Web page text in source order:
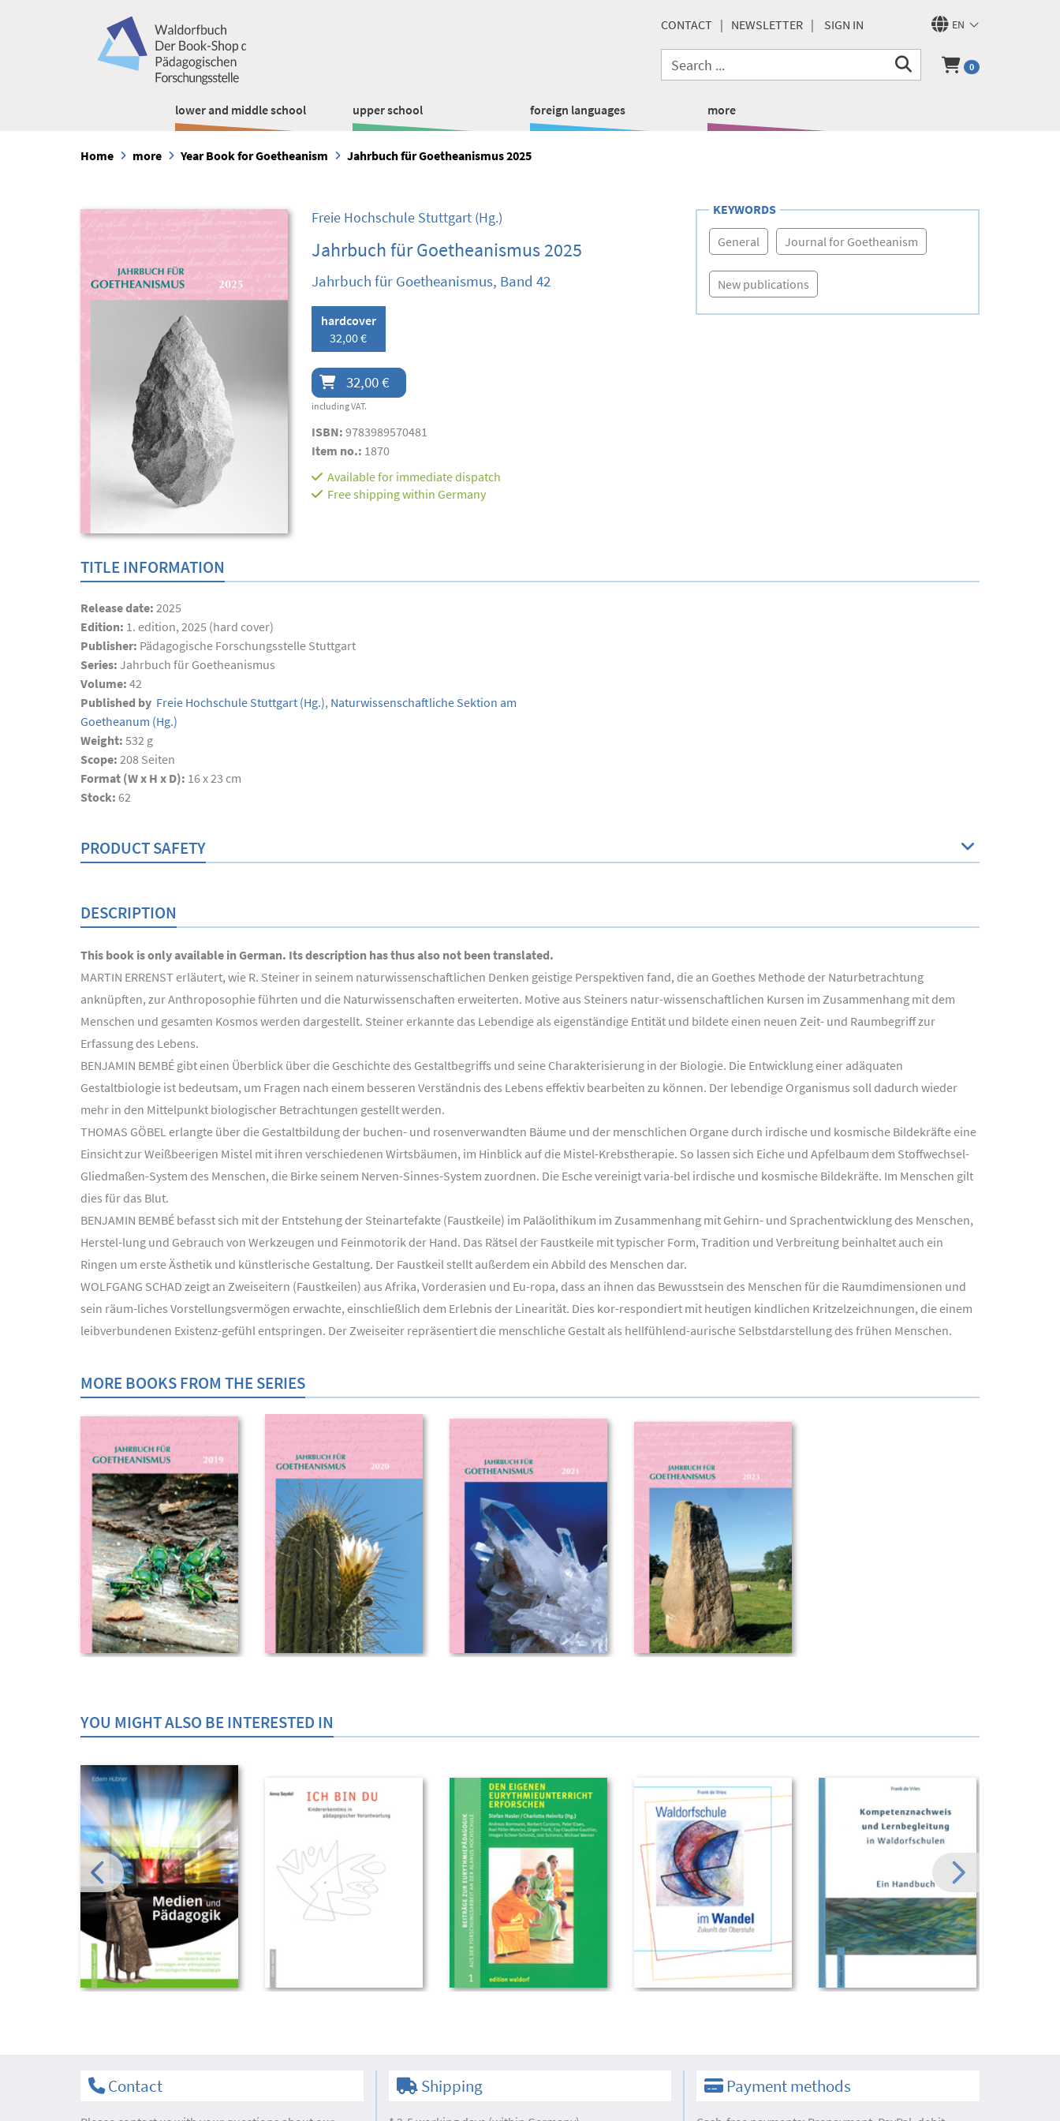
EN
CONTACT NEWSLETTER SIGN IN
0
lower and middle school upper school foreign languages more
Home more Year Book for Goetheanism Jahrbuch für Goetheanismus 2025
Freie Hochschule Stuttgart(Hg.)
Jahrbuch für Goetheanismus 2025
Jahrbuch für Goetheanismus, Band 42
hardcover
32,00 €
32,00 €
including VAT.
ISBN: 9783989570481
Item no.: 1870
Available for immediate dispatch
Free shipping within Germany
KEYWORDS
General Journal for Goetheanism
New publications
TITLE INFORMATION
Release date: 2025
Edition: 1. edition, 2025 (hard cover)
Publisher: Pädagogische Forschungsstelle Stuttgart
Series: Jahrbuch für Goetheanismus
Volume: 42
Published by Freie Hochschule Stuttgart (Hg.), Naturwissenschaftliche Sektion am
Goetheanum (Hg.)
Weight: 532 g
Scope: 208 Seiten
Format (W x H x D): 16 x 23 cm
Stock: 62
PRODUCT SAFETY
DESCRIPTION
This book is only available in German. Its description has thus also not been translated.
MARTIN ERRENST erläutert, wie R. Steiner in seinem naturwissenschaftlichen Denken geistige Perspektiven fand, die an Goethes Methode der Naturbetrachtung
anknüpften, zur Anthroposophie führten und die Naturwissenschaften erweiterten. Motive aus Steiners natur-wissenschaftlichen Kursen im Zusammenhang mit dem
Menschen und gesamten Kosmos werden dargestellt. Steiner erkannte das Lebendige als eigenständige Entität und bildete einen neuen Zeit- und Raumbegriff zur
Erfassung des Lebens.
BENJAMIN BEMBÉ gibt einen Überblick über die Geschichte des Gestaltbegriffs und seine Charakterisierung in der Biologie. Die Entwicklung einer adäquaten
Gestaltbiologie ist bedeutsam, um Fragen nach einem besseren Verständnis des Lebens effektiv bearbeiten zu können. Der lebendige Organismus soll dadurch wieder
mehr in den Mittelpunkt biologischer Betrachtungen gestellt werden.
THOMAS GÖBEL erlangte über die Gestaltbildung der buchen- und rosenverwandten Bäume und der menschlichen Organe durch irdische und kosmische Bildekräfte eine
Einsicht zur Weißbeerigen Mistel mit ihren verschiedenen Wirtsbäumen, im Hinblick auf die Mistel-Krebstherapie. So lassen sich Eiche und Apfelbaum dem Stoffwechsel-
Gliedmaßen-System des Menschen, die Birke seinem Nerven-Sinnes-System zuordnen. Die Esche vereinigt varia-bel irdische und kosmische Bildekräfte. Im Menschen gilt
dies für das Blut.
BENJAMIN BEMBÉ befasst sich mit der Entstehung der Steinartefakte (Faustkeile) im Paläolithikum im Zusammenhang mit Gehirn- und Sprachentwicklung des Menschen,
Herstel-lung und Gebrauch von Werkzeugen und Feinmotorik der Hand. Das Rätsel der Faustkeile mit typischer Form, Tradition und Verbreitung beinhaltet auch ein
Ringen um erste Ästhetik und künstlerische Gestaltung. Der Faustkeil stellt außerdem ein Abbild des Menschen dar.
WOLFGANG SCHAD zeigt an Zweiseitern (Faustkeilen) aus Afrika, Vorderasien und Eu-ropa, dass an ihnen das Bewusstsein des Menschen für die Raumdimensionen und
sein räum-liches Vorstellungsvermögen erwachte, einschließlich dem Erlebnis der Linearität. Dies kor-respondiert mit heutigen kindlichen Kritzelzeichnungen, die einem
leibverbundenen Existenz-gefühl entspringen. Der Zweiseiter repräsentiert die menschliche Gestalt als hellfühlend-aurische Selbstdarstellung des frühen Menschen.
MORE BOOKS FROM THE SERIES
YOU MIGHT ALSO BE INTERESTED IN
Contact Shipping Payment methods